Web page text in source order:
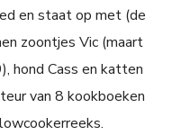
en staat op met (de
zoontjes Vic (maart
hond Cass en katten
van 8 kookboeken